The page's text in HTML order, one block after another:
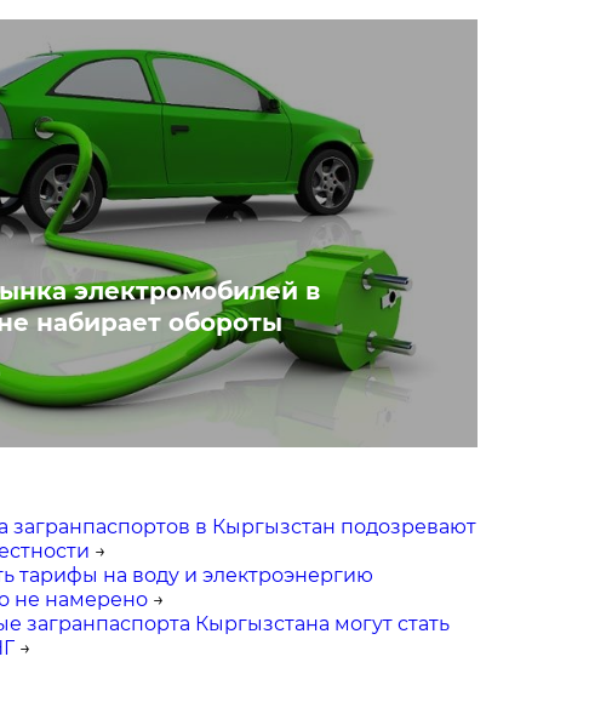
электромобилей в
набирает обороты
загранпаспортов в Кыргызстан подозревают
→
тарифы на воду и электроэнергию
не намерено →
загранпаспорта Кыргызстана могут стать
→